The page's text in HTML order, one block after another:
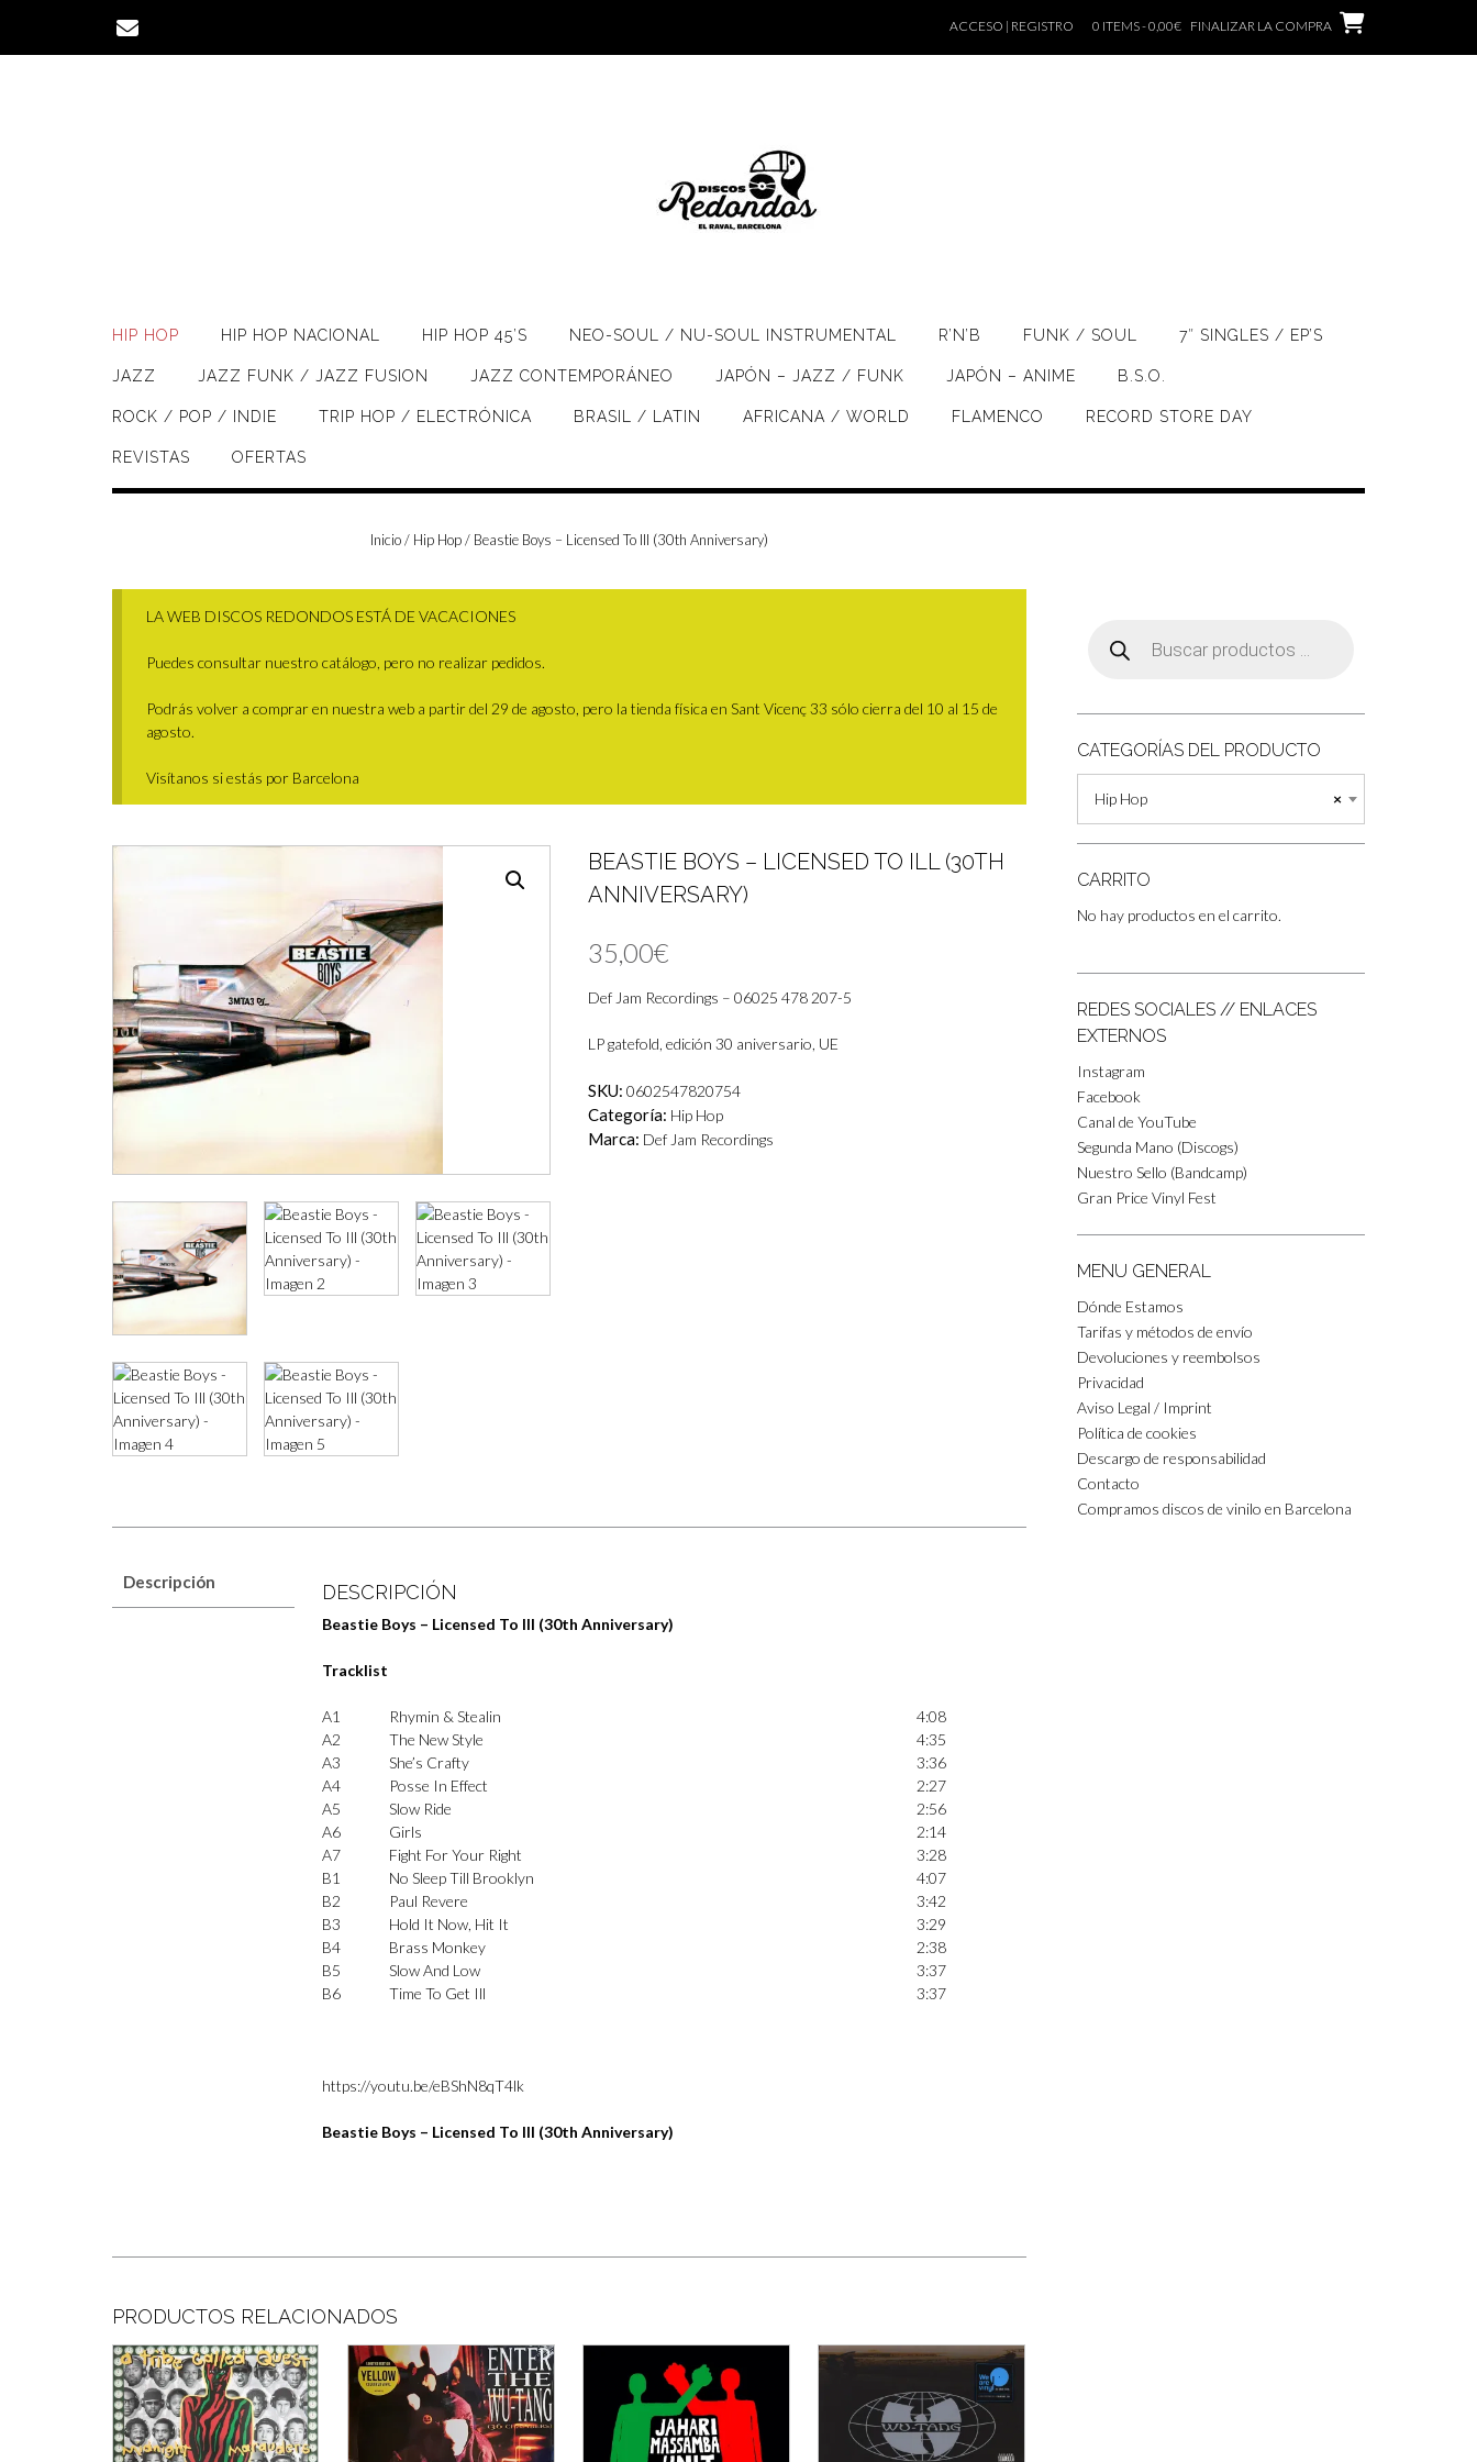
contenido
ACCESO | REGISTRO 0 ITEMS - 0,00€ FINALIZAR LA COMPRA
HIP HOP HIP HOP NACIONAL HIP HOP 45’S NEO-SOUL / NU-SOUL INSTRUMENTAL R’N’B FUNK / SOUL 7″ SINGLES / EP’S
JAZZ JAZZ FUNK / JAZZ FUSION JAZZ CONTEMPORÁNEO JAPÓN – JAZZ / FUNK JAPÓN – ANIME B.S.O.
ROCK / POP / INDIE TRIP HOP / ELECTRÓNICA BRASIL / LATIN AFRICANA / WORLD FLAMENCO RECORD STORE DAY
REVISTAS OFERTAS
Inicio/ Hip Hop/ Beastie Boys – Licensed To Ill (30th Anniversary)
LA WEB DISCOS REDONDOS ESTÁ DE VACACIONES
Puedes consultar nuestro catálogo, pero no realizar pedidos.
Podrás volver a comprar en nuestra web a partir del 29 de agosto, pero la tienda física en Sant Vicenç 33 sólo cierra del 10 al 15 de
agosto.
Visítanos si estás por Barcelona
BEASTIE BOYS – LICENSED TO ILL (30TH
ANNIVERSARY)
35,00€
Def Jam Recordings – 06025 478 207-5
LP gatefold, edición 30 aniversario, UE
SKU: 0602547820754
Categoría: Hip Hop
Marca: Def Jam Recordings
Descripción DESCRIPCIÓN
Beastie Boys – Licensed To Ill (30th Anniversary)
Tracklist
A1 Rhymin & Stealin
4:08
A2
The New Style
4:35
A3
She’s Crafty
3:36
A4
Posse In Effect
2:27
A5
Slow Ride
2:56
A6
Girls
2:14
A7
Fight For Your Right
3:28
B1
No Sleep Till Brooklyn
4:07
B2
Paul Revere
3:42
B3
Hold It Now, Hit It
3:29
B4
Brass Monkey
2:38
B5
Slow And Low
3:37
B6
Time To Get Ill 3:37
https://youtu.be/eBShN8qT4lk
Beastie Boys – Licensed To Ill (30th Anniversary)
PRODUCTOS RELACIONADOS
productos
CATEGORÍAS DEL PRODUCTO
×
Hip Hop
CARRITO
No hay productos en el carrito.
REDES SOCIALES // ENLACES
EXTERNOS
Instagram
Facebook
Canal de YouTube
Segunda Mano (Discogs)
Nuestro Sello (Bandcamp)
Gran Price Vinyl Fest
MENU GENERAL
Dónde Estamos
Tarifas y métodos de envío
Devoluciones y reembolsos
Privacidad
Aviso Legal / Imprint
Política de cookies
Descargo de responsabilidad
Contacto
Compramos discos de vinilo en Barcelona